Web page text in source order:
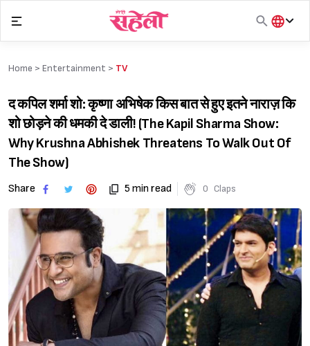
content
हिंदी
Home > Entertainment > TV
द कपिल शर्मा शो: कृष्णा अभिषेक किस बात से हुए इतने नाराज़ कि
शो छोड़ने की धमकी दे डाली! (The Kapil Sharma Show:
Why Krushna Abhishek Threatens To Walk Out Of
The Show)
Share 5 min read 0 Claps